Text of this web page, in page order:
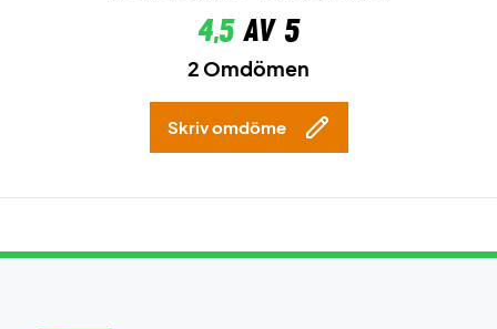
4,5av 5
2 Omdömen
Skriv omdöme